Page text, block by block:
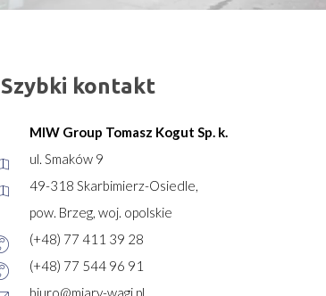
Szybki kontakt
MIW Group Tomasz Kogut Sp. k.
ul. Smaków 9
49-318 Skarbimierz-Osiedle,
pow. Brzeg, woj. opolskie
(+48) 77 411 39 28
(+48) 77 544 96 91
biuro@miary-wagi.pl